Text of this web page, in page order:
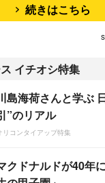
続きはこちら
イチオシ特集
島海荷さんと学ぶ
”のリアル
リコンタイアップ特集
クドナルドが40年